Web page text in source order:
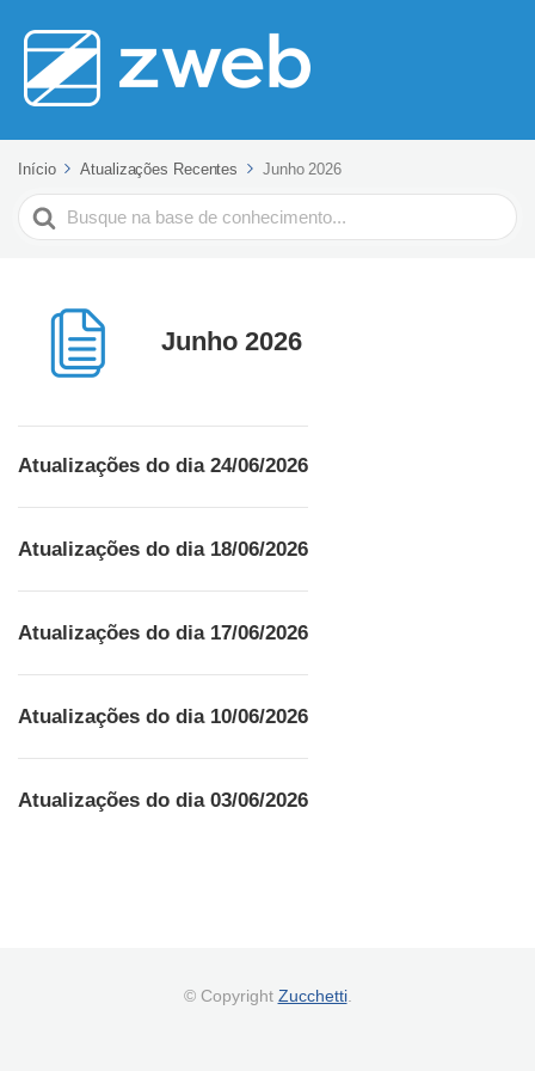
Início Atualizações Recentes Junho 2026
Pesquisar
Junho 2026
Atualizações do dia 24/06/2026
Atualizações do dia 18/06/2026
Atualizações do dia 17/06/2026
Atualizações do dia 10/06/2026
Atualizações do dia 03/06/2026
© Copyright Zucchetti.